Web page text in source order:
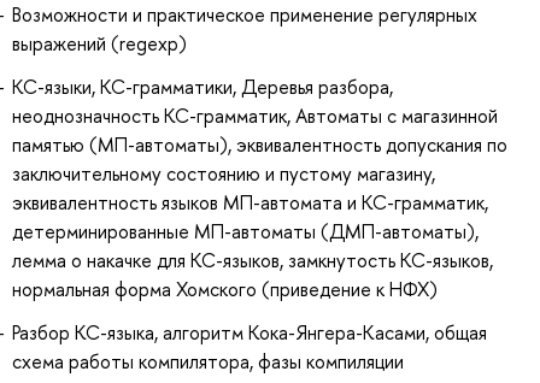
Возможности и практическое применение регулярных
выражений (regexp)
КС-языки, КС-грамматики, Деревья разбора,
неоднозначность КС-грамматик, Автоматы с магазинной
памятью (МП-автоматы), эквивалентность допускания по
заключительному состоянию и пустому магазину,
эквивалентность языков МП-автомата и КС-грамматик,
детерминированные МП-автоматы (ДМП-автоматы),
лемма о накачке для КС-языков, замкнутость КС-языков,
нормальная форма Хомского (приведение к НФХ)
Разбор КС-языка, алгоритм Кока-Янгера-Касами, общая
схема работы компилятора, фазы компиляции